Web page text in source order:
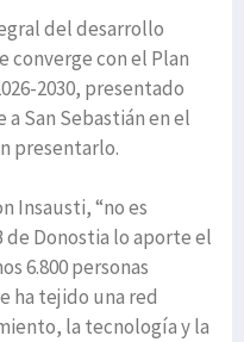
del desarrollo
converge con el Plan
2030, presentado
San Sebastián en el
presentarlo.
Insausti, “no es
de Donostia lo aporte el
6.800 personas
ha tejido una red
la tecnología y la